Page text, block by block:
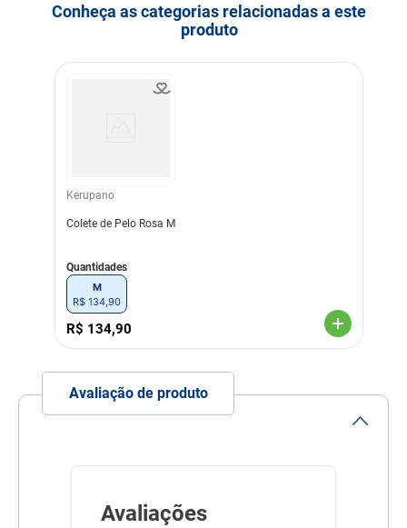
Conheça as categorias relacionadas a este
produto
Kerupano
Colete de Pelo Rosa M
Quantidades
M
R$ 134 90
R$ 134,90
Avaliação de produto
Avaliações